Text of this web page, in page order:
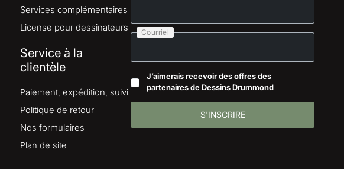
Services complémentaires
License pour dessinateurs
Service à la
clientèle
Paiement, expédition, suivi
Politique de retour
Nos formulaires
Plan de site
Courriel
J’aimerais recevoir des offres des
partenaires de Dessins Drummond
S'INSCRIRE